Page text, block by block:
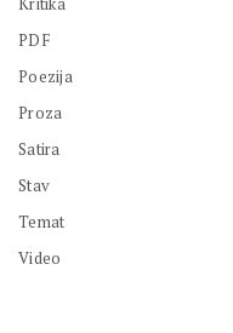
PDF
Poezija
Proza
Satira
Stav
Temat
Video